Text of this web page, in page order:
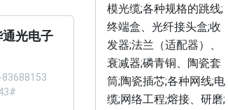
模光缆;各种规格的跳线;
终端盒、光纤接头盒;收
发器;法兰（适配器）、
衰减器;磷青铜、陶瓷套
筒;陶瓷插芯;各种网线;电
缆;网络工程;熔接、研磨;
光电子